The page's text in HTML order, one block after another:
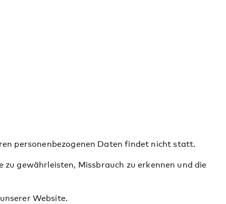
personenbezogenen Daten findet nicht statt.
gewährleisten, Missbrauch zu erkennen und die
Website.